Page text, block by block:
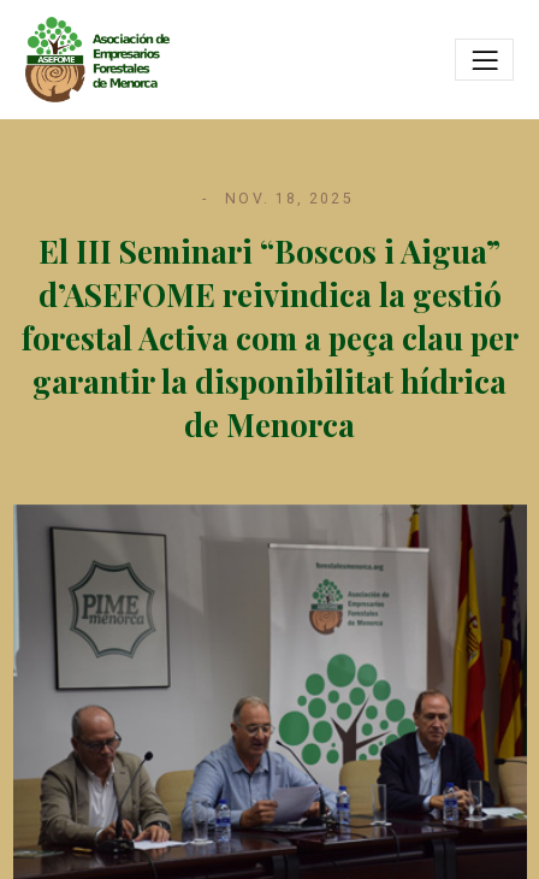
NOV. 18, 2025
El III Seminari “Boscos i Aigua”
d’ASEFOME reivindica la gestió
forestal Activa com a peça clau per
garantir la disponibilitat hídrica
de Menorca